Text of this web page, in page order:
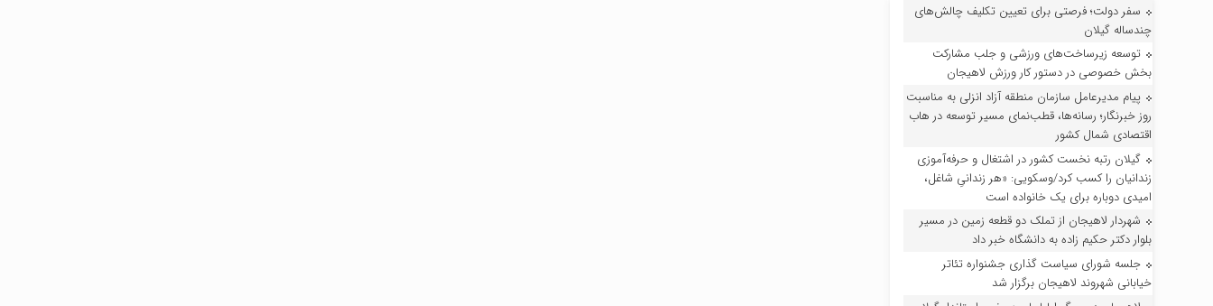
سفر دولت؛ فرصتی برای تعیین تکلیف چالش‌های
چندساله گیلان
توسعه زیرساخت‌های ورزشی و جلب مشارکت
بخش خصوصی در دستور کار ورزش لاهیجان
پیام مدیرعامل سازمان منطقه آزاد انزلی به مناسبت
روز خبرنگار؛ رسانه‌ها، قطب‌نمای مسیر توسعه در هاب
اقتصادی شمال کشور
گیلان رتبه نخست کشور در اشتغال و حرفه‌آموزی
زندانیان را کسب کرد/وسکویی: «هر زندانیِ شاغل،
امیدی دوباره برای یک خانواده است
شهردار لاهیجان از تملک دو قطعه زمین در مسیر
بلوار دکتر حکیم زاده به دانشگاه خبر داد
جلسه شورای سیاست گذاری جشنواره تئاتر
خیابانی شهروند لاهیجان برگزار شد